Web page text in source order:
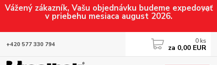
Vážený zákazník, Vašu objednávku budeme expedovať
v priebehu mesiaca august 2026.
+420 577 330 794 0 ks
za 0,00 EUR